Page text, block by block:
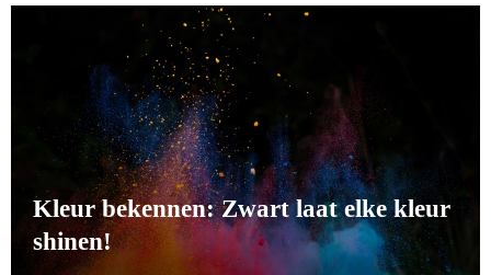
Kleur bekennen: Zwart laat elke kleur
shinen!